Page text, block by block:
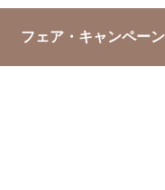
フェア・キャンペーン